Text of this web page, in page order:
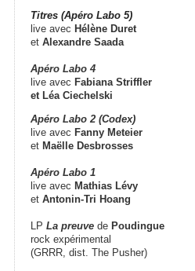
Titres (Apéro Labo 5)
live avec Hélène Duret
et Alexandre Saada
Apéro Labo 4
live avec Fabiana Striffler
et Léa Ciechelski
Apéro Labo 2 (Codex)
live avec Fanny Meteier
et Maëlle Desbrosses
Apéro Labo 1
live avec Mathias Lévy
et Antonin-Tri Hoang
LP La preuve de Poudingue
rock expérimental
(GRRR, dist. The Pusher)